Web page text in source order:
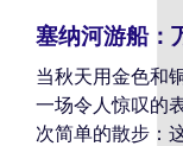
塞纳河游船：
当秋天用金色和
一场令人惊叹的
次简单的散步：